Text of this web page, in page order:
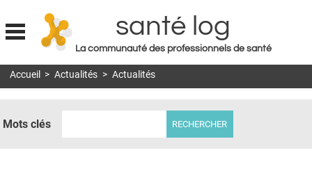
Jump to navigation
santé log
La communauté des professionnels de santé
MON COMPTE
Accueil > Actualités > Actualités
Mots clés